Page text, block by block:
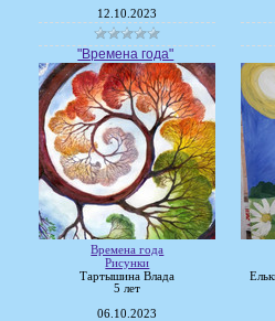
12.10.2023
"Времена года"
Времена года
Рисунки
Тартышина Влада
5 лет
06.10.2023